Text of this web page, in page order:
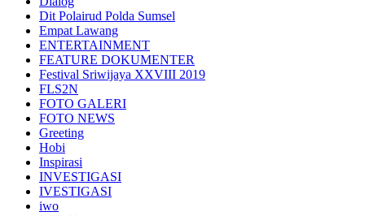
Dit Polairud Polda Sumsel
Empat Lawang
ENTERTAINMENT
FEATURE DOKUMENTER
Festival Sriwijaya XXVIII 2019
FLS2N
FOTO GALERI
FOTO NEWS
Greeting
Hobi
Inspirasi
INVESTIGASI
IVESTIGASI
iwo